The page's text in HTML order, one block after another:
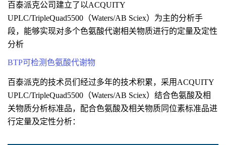
百泰派克公司建立了以ACQUITY
UPLC/TripleQuad5500（Waters/AB Sciex）为主的分析手
段，能够实现对多个色氨酸代谢相关物质进行的定量及定性
分析
BTP可检测色氨酸代谢物
百泰派克的技术员们经过多年的技术积累，采用ACQUITY
UPLC/TripleQuad5500（Waters/AB Sciex）结合色氨酸及相
关物质分析标准品，配合色氨酸及相关物质同位素标准品进
行定量及定性分析：